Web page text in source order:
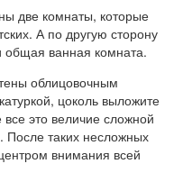
две комнаты, которые
А по другую сторону
общая ванная комната.
облицовочным
цоколь выложите
это величие сложной
После таких несложных
внимания всей